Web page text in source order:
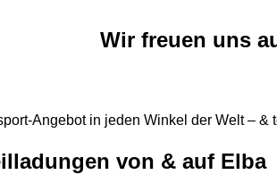
Wir freuen uns
Angebot in jeden Winkel der Welt – &
von & auf Elba